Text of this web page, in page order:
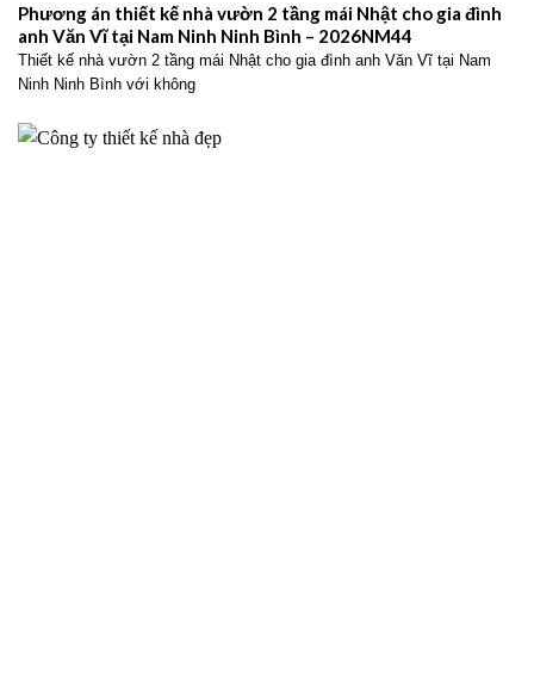
Phương án thiết kế nhà vườn 2 tầng mái Nhật cho gia đình
anh Văn Vĩ tại Nam Ninh Ninh Bình – 2026NM44
Thiết kế nhà vườn 2 tầng mái Nhật cho gia đình anh Văn Vĩ tại Nam
Ninh Ninh Bình với không